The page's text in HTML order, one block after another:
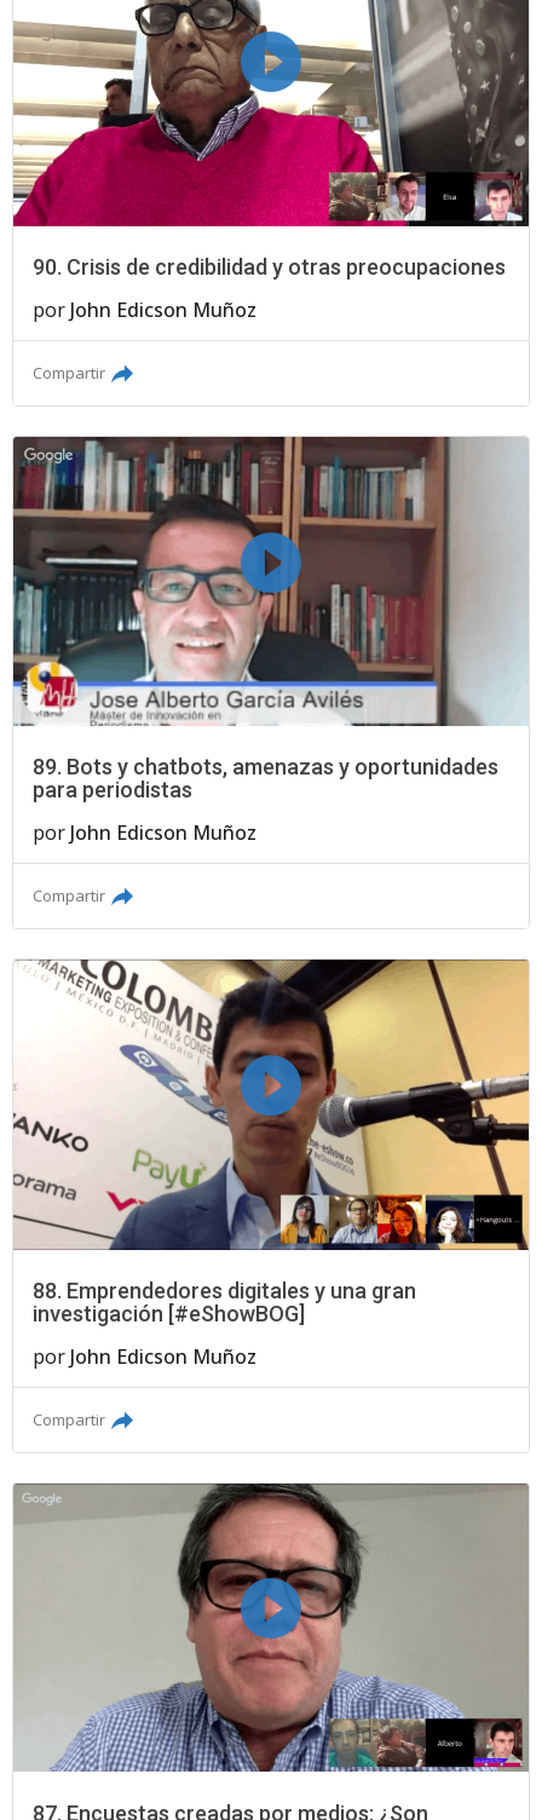
90. Crisis de credibilidad y otras preocupaciones
por John Edicson Muñoz
Compartir
89. Bots y chatbots, amenazas y oportunidades
para periodistas
por John Edicson Muñoz
Compartir
88. Emprendedores digitales y una gran
investigación [#eShowBOG]
por John Edicson Muñoz
Compartir
87. Encuestas creadas por medios: ¿Son